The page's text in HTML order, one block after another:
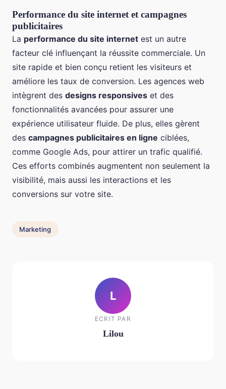
Performance du site internet et campagnes
publicitaires
La performance du site internet est un autre
facteur clé influençant la réussite commerciale. Un
site rapide et bien conçu retient les visiteurs et
améliore les taux de conversion. Les agences web
intègrent des designs responsives et des
fonctionnalités avancées pour assurer une
expérience utilisateur fluide. De plus, elles gèrent
des campagnes publicitaires en ligne ciblées,
comme Google Ads, pour attirer un trafic qualifié.
Ces efforts combinés augmentent non seulement la
visibilité, mais aussi les interactions et les
conversions sur votre site.
Marketing
L
ECRIT PAR
Lilou